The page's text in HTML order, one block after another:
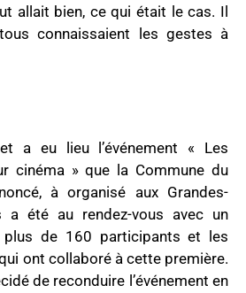
allait bien, ce qui était le cas. Il
connaissaient les gestes à
a eu lieu l’événement « Les
cinéma » que la Commune du
à organisé aux Grandes-
a été au rendez-vous avec un
plus de 160 participants et les
ont collaboré à cette première.
de reconduire l’événement en